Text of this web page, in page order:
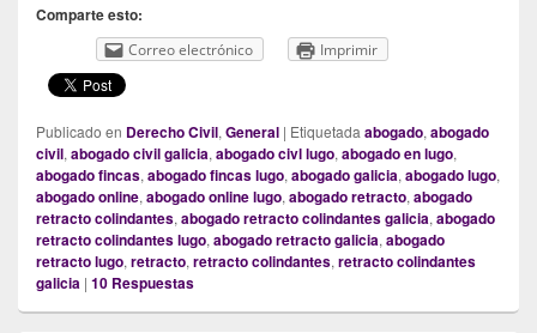
Comparte esto:
Correo electrónico Imprimir
Publicado en Derecho Civil, General | Etiquetada abogado, abogado
civil, abogado civil galicia, abogado civl lugo, abogado en lugo,
abogado fincas, abogado fincas lugo, abogado galicia, abogado lugo,
abogado online, abogado online lugo, abogado retracto, abogado
retracto colindantes, abogado retracto colindantes galicia, abogado
retracto colindantes lugo, abogado retracto galicia, abogado
retracto lugo, retracto, retracto colindantes, retracto colindantes
galicia | 10 Respuestas